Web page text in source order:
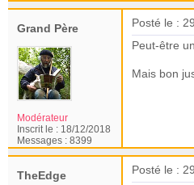
Grand Père
Modérateur
Inscrit le : 18/12/2018
Messages : 8399
Posté le :
Peut-être
Mais bon
TheEdge
Posté le :